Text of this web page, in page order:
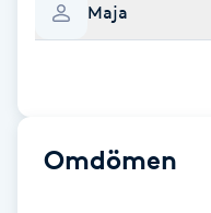
Blowout
Brynformning
Maja
Omdömen